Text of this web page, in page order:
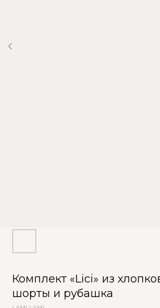
Комплект «Lici» из
шорты и рубашка